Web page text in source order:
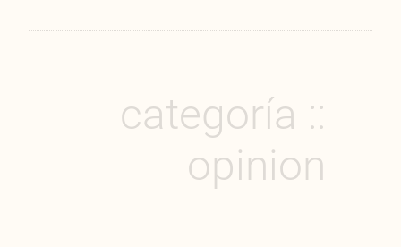
categoría ::
opinion